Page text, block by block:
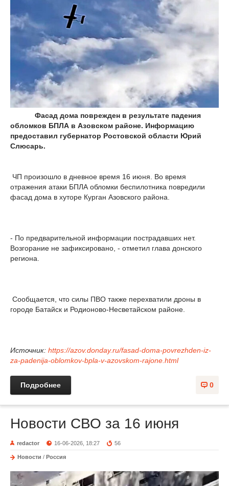
Фасад дома поврежден в результате падения
обломков БПЛА в Азовском районе. Информацию
предоставил губернатор Ростовской области Юрий
Слюсарь.
ЧП произошло в дневное время 16 июня. Во время
отражения атаки БПЛА обломки беспилотника повредили
фасад дома в хуторе Курган Азовского района.
- По предварительной информации пострадавших нет.
Возгорание не зафиксировано, - отметил глава донского
региона.
Сообщается, что силы ПВО также перехватили дроны в
городе Батайск и Родионово-Несветайском районе.
Источник: https://azov.donday.ru/fasad-doma-povrezhden-iz-
za-padenija-oblomkov-bpla-v-azovskom-rajone.html
0
Подробнее
Новости СВО за 16 июня
redactor 16-06-2026, 18:27 56
Новости / Россия